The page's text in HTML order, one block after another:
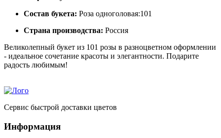
Состав букета: Роза одноголовая:101
Страна производства: Россия
Великолепный букет из 101 розы в разноцветном оформлении
- идеальное сочетание красоты и элегантности. Подарите
радость любимым!
Сервис быстрой доставки цветов
Информация